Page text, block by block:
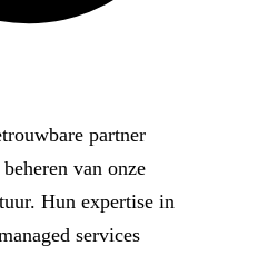
partner
van onze
Hun expertise in
services